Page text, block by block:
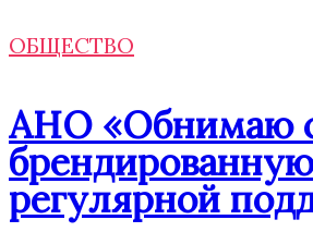
ОБЩЕСТВО
АНО «Обнимаю
регулярной